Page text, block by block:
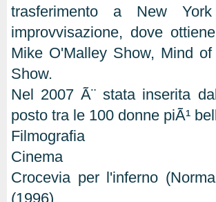
trasferimento a New
improvvisazione, dove
Mike O'Malley Show, Mind
Show.
Nel 2007 Ã¨ stata inserita
posto tra le 100 donne piÃ¹
Filmografia
Cinema
Crocevia per l'inferno
(1996)